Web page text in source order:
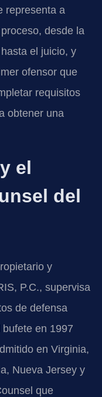
representa a
desde la
el juicio, y
ofensor que
requisitos
obtener una
el
del
y
P.C., supervisa
de defensa
en 1997
en Virginia,
Nueva Jersey y
que